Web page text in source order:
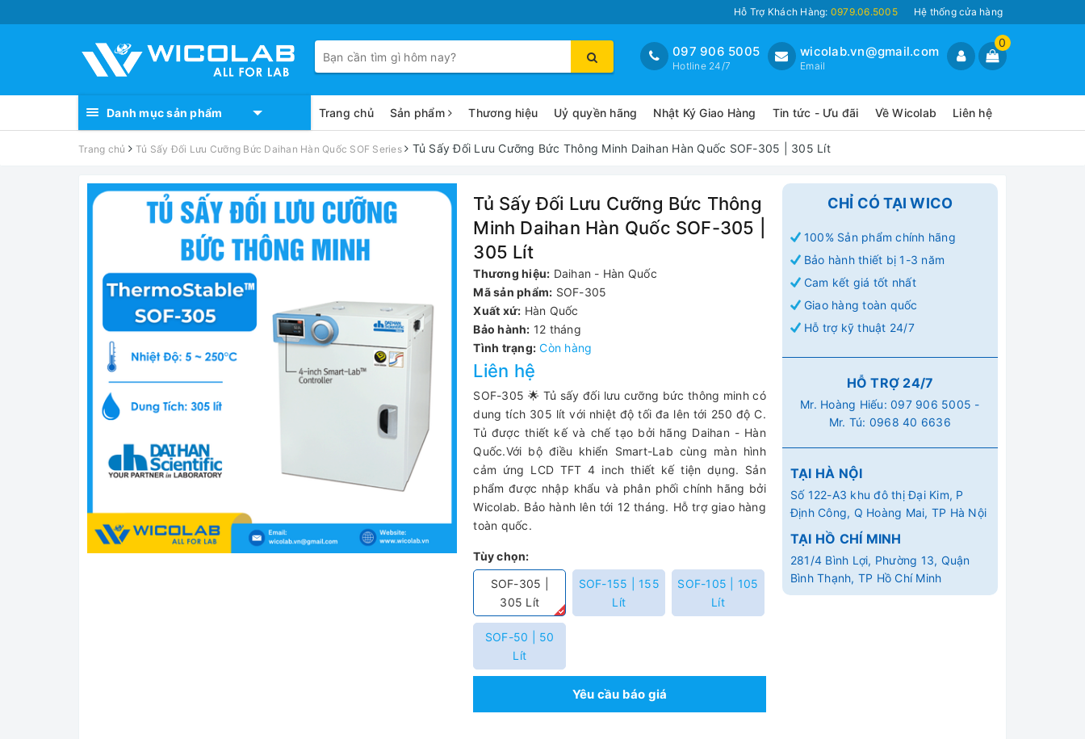
Hỗ Trợ Khách Hàng: 0979.06.5005 Hệ thống cửa hàng
0
wicolab.vn@gmail.com
Email
097 906 5005
Hotline 24/7
Danh mục sản phẩm Trang chủ Sản phẩm Thương hiệu Uỷ quyền hãng Nhật Ký Giao Hàng Tin tức - Ưu đãi Về Wicolab Liên hệ
Trang chủ Tủ Sấy Đối Lưu Cưỡng Bức Daihan Hàn Quốc SOF Series Tủ Sấy Đối Lưu Cưỡng Bức Thông Minh Daihan Hàn Quốc SOF-305 | 305 Lít
Tủ Sấy Đối Lưu Cưỡng Bức Thông
Minh Daihan Hàn Quốc SOF-305 |
305 Lít
Thương hiệu: Daihan - Hàn Quốc
Mã sản phẩm: SOF-305
Xuất xứ: Hàn Quốc
Bảo hành: 12 tháng
Tình trạng: Còn hàng
Liên hệ
SOF-305 🌟 Tủ sấy đối lưu cưỡng bức thông minh có
dung tích 305 lít với nhiệt độ tối đa lên tới 250 độ C.
Tủ được thiết kế và chế tạo bởi hãng Daihan - Hàn
Quốc.Với bộ điều khiển Smart-Lab cùng màn hình
cảm ứng LCD TFT 4 inch thiết kế tiện dụng. Sản
phẩm được nhập khẩu và phân phối chính hãng bởi
Wicolab. Bảo hành lên tới 12 tháng. Hỗ trợ giao hàng
toàn quốc.
Tùy chọn:
SOF-305 |
305 Lít
SOF-155 | 155
Lít
SOF-105 | 105
Lít
SOF-50 | 50
Lít
Yêu cầu báo giá
CHỈ CÓ TẠI WICO
100% Sản phẩm chính hãng
Bảo hành thiết bị 1-3 năm
Cam kết giá tốt nhất
Giao hàng toàn quốc
Hỗ trợ kỹ thuật 24/7
HỖ TRỢ 24/7
Mr. Hoàng Hiếu:097 906 5005 -
Mr. Tú: 0968 40 6636
TẠI HÀ NỘI
Số 122-A3 khu đô thị Đại Kim, P
Định Công, Q Hoàng Mai, TP Hà Nội
TẠI HỒ CHÍ MINH
281/4 Bình Lợi, Phường 13, Quận
Bình Thạnh, TP Hồ Chí Minh